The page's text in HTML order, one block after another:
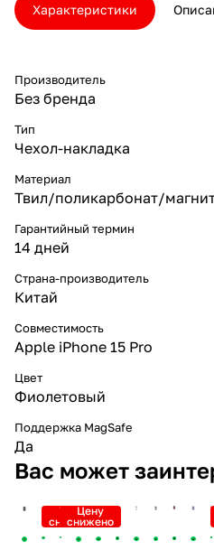
Характеристики
Производитель
Без бренда
Тип
Чехол-накладка
Материал
Твил/поликарбонат/
Гарантийный термин
14 дней
Страна-производитель
Китай
Совместимость
Apple iPhone 15 Pro
Цвет
Фиолетовый
Поддержка MagSafe
Да
Вас может
Цену
снижено
Цену
снижено